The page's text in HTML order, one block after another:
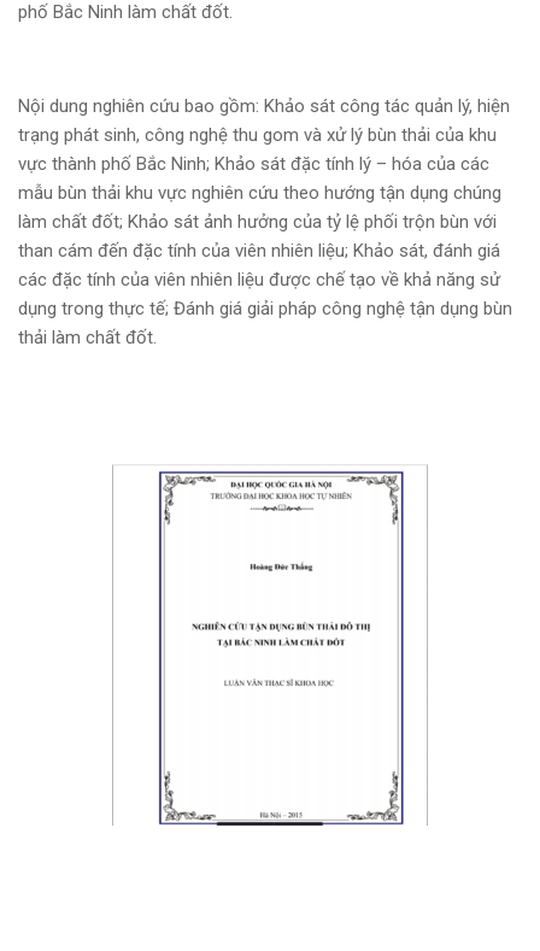
phố Bắc Ninh làm chất đốt.
Nội dung nghiên cứu bao gồm: Khảo sát công tác quản lý, hiện
trạng phát sinh, công nghệ thu gom và xử lý bùn thải của khu
vực thành phố Bắc Ninh; Khảo sát đặc tính lý – hóa của các
mẫu bùn thải khu vực nghiên cứu theo hướng tận dụng chúng
làm chất đốt; Khảo sát ảnh hưởng của tỷ lệ phối trộn bùn với
than cám đến đặc tính của viên nhiên liệu; Khảo sát, đánh giá
các đặc tính của viên nhiên liệu được chế tạo về khả năng sử
dụng trong thực tế; Đánh giá giải pháp công nghệ tận dụng bùn
thải làm chất đốt.